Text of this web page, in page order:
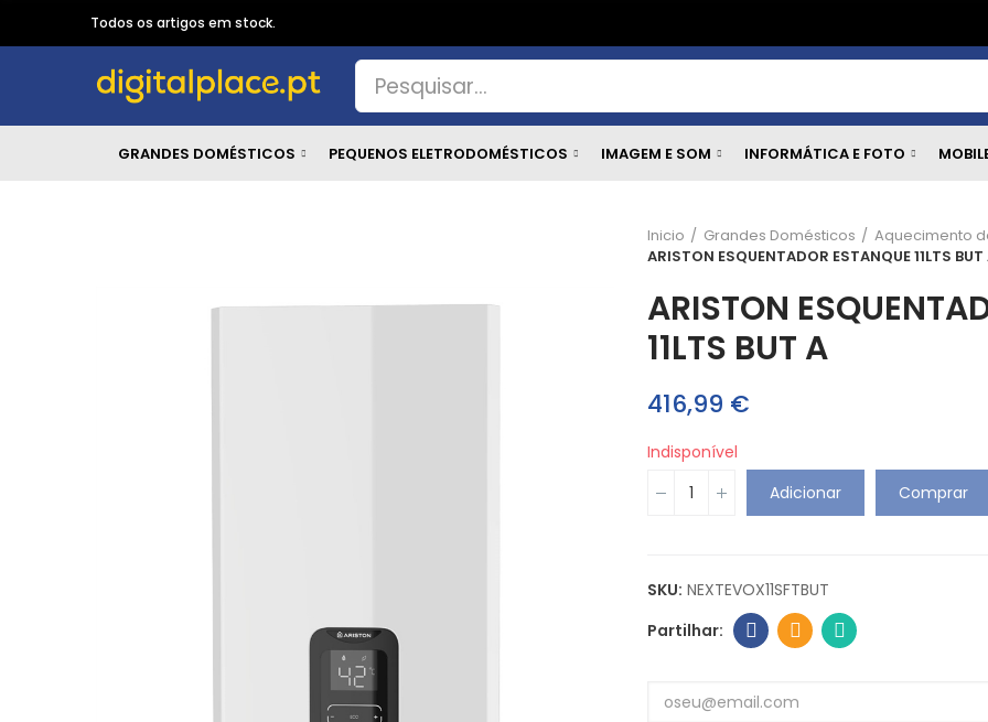
Todos os artigos em stock.
GRANDES DOMÉSTICOS PEQUENOS ELETRODOMÉSTICOS IMAGEM E SOM INFORMÁTICA E FOTO
Inicio Grandes Domésticos
Aquecimento
ARISTON ESQUENTADOR ESTANQUE 11LTS BUT
ARISTON
11LTS BUT A
416,99 €
Indisponível
Adicionar
Comprar
SKU: NEXTEVOX11SFTBUT